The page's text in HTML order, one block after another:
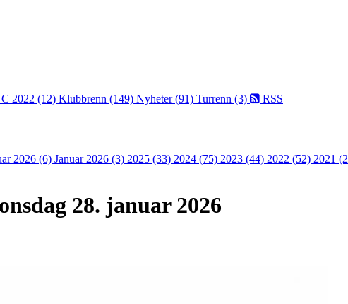
2022 (12) Klubbrenn (149) Nyheter (91) Turrenn (3) RSS
2026 (6) Januar 2026 (3) 2025 (33) 2024 (75) 2023 (44) 2022 (52) 2021
28. januar 2026